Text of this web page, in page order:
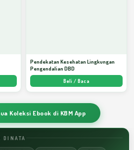
Pendekatan Kesehatan Lingkungan
Pengendalian DBD
Beli / Baca
Koleksi Ebook di KBM App
DINATA